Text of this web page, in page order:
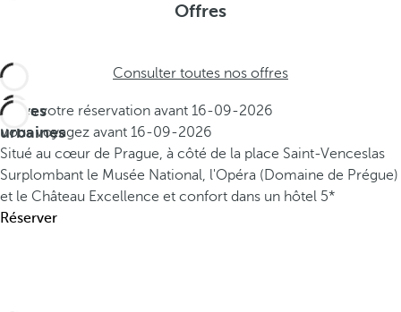
Offres
Consulter toutes nos offres
Offres
urbaines
Faites votre réservation avant 16-09-2026
Vous voyagez avant 16-09-2026
Situé au cœur de Prague, à côté de la place Saint-Venceslas
Surplombant le Musée National, l'Opéra (Domaine de Prégue)
et le Château Excellence et confort dans un hôtel 5*
Réserver